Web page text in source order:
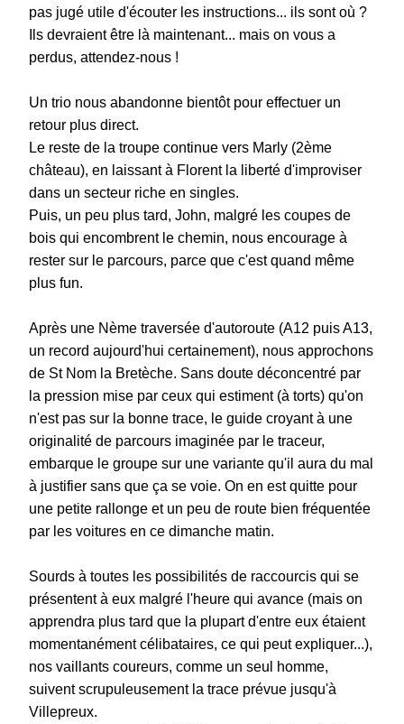
pas jugé utile d'écouter les instructions... ils sont où ?
Ils devraient être là maintenant... mais on vous a
perdus, attendez-nous !
Un trio nous abandonne bientôt pour effectuer un
retour plus direct.
Le reste de la troupe continue vers Marly (2ème
château), en laissant à Florent la liberté d'improviser
dans un secteur riche en singles.
Puis, un peu plus tard, John, malgré les coupes de
bois qui encombrent le chemin, nous encourage à
rester sur le parcours, parce que c'est quand même
plus fun.
Après une Nème traversée d'autoroute (A12 puis A13,
un record aujourd'hui certainement), nous approchons
de St Nom la Bretèche. Sans doute déconcentré par
la pression mise par ceux qui estiment (à torts) qu'on
n'est pas sur la bonne trace, le guide croyant à une
originalité de parcours imaginée par le traceur,
embarque le groupe sur une variante qu'il aura du mal
à justifier sans que ça se voie. On en est quitte pour
une petite rallonge et un peu de route bien fréquentée
par les voitures en ce dimanche matin.
Sourds à toutes les possibilités de raccourcis qui se
présentent à eux malgré l'heure qui avance (mais on
apprendra plus tard que la plupart d'entre eux étaient
momentanément célibataires, ce qui peut expliquer...),
nos vaillants coureurs, comme un seul homme,
suivent scrupuleusement la trace prévue jusqu'à
Villepreux.